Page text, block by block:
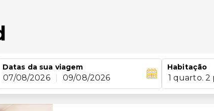
Datas da sua viagem
07/08/2026 09/08/2026
Habitação
1 quarto. 2